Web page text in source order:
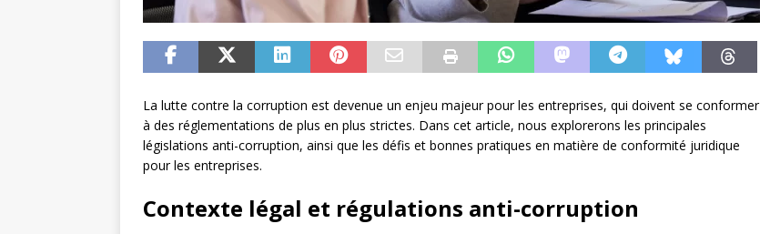
La lutte contre la corruption est devenue un enjeu majeur pour les entreprises, qui doivent se conformer
à des réglementations de plus en plus strictes. Dans cet article, nous explorerons les principales
législations anti-corruption, ainsi que les défis et bonnes pratiques en matière de conformité juridique
pour les entreprises.
Contexte légal et régulations anti-corruption